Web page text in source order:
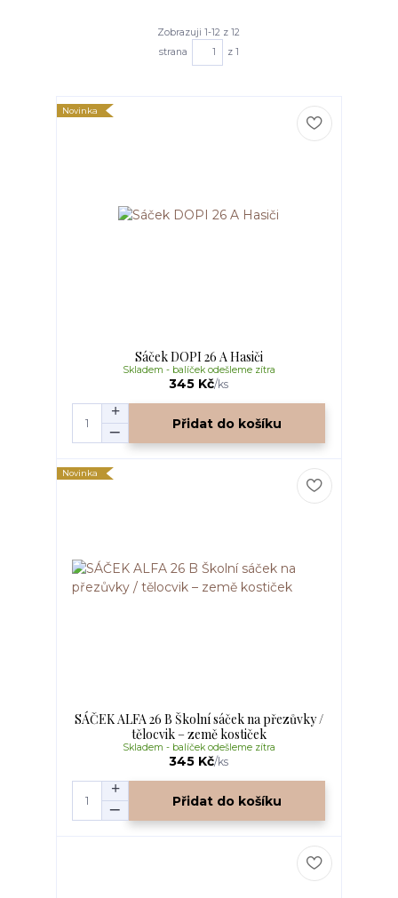
Zobrazuji 1-12 z 12
strana
z 1
Novinka
Sáček DOPI 26 A Hasiči
345 Kč/ks
Skladem - balíček odešleme zítra
Přidat do košíku
Novinka
SÁČEK ALFA 26 B Školní sáček na přezůvky /
tělocvik – země kostiček
345 Kč/ks
Skladem - balíček odešleme zítra
Přidat do košíku